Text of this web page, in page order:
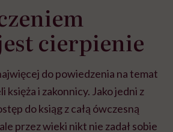
cierpienie
do powiedzenia na temat
księża i zakonnicy. Jako jedni z
do ksiąg z całą ówczesną
przez wieki nikt nie zadał sobie